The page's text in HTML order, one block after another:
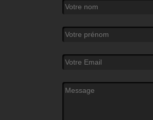
Votre nom
Votre prénom
Votre Email
Message